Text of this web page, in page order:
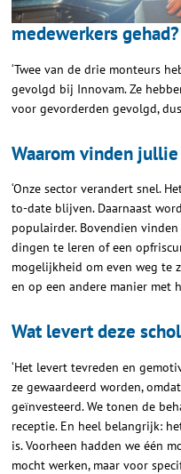
medewerkers gehad?
‘Twee van de drie monteurs
gevolgd bij Innovam. Ze
voor gevorderden gevolgd,
Waarom vinden
‘Onze sector verandert snel.
to-date blijven. Daarnaast
populairder. Bovendien
dingen te leren of een
mogelijkheid om even weg te
en op een andere manier met
Wat levert deze
‘Het levert tevreden en
ze gewaardeerd worden,
geïnvesteerd. We tonen de
receptie. En heel belangrijk:
is. Voorheen hadden we één
mocht werken, maar voor